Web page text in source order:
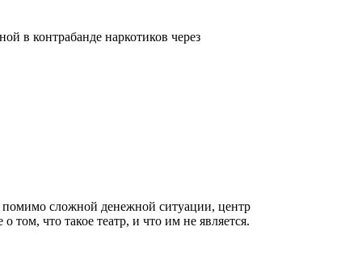
в контрабанде наркотиков через
помимо сложной денежной ситуации, центр
том, что такое театр, и что им не является.